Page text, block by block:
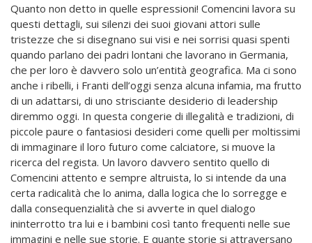
Quanto non detto in quelle espressioni! Comencini lavora su
questi dettagli, sui silenzi dei suoi giovani attori sulle
tristezze che si disegnano sui visi e nei sorrisi quasi spenti
quando parlano dei padri lontani che lavorano in Germania,
che per loro è davvero solo un’entità geografica. Ma ci sono
anche i ribelli, i Franti dell’oggi senza alcuna infamia, ma frutto
di un adattarsi, di uno strisciante desiderio di leadership
diremmo oggi. In questa congerie di illegalità e tradizioni, di
piccole paure o fantasiosi desideri come quelli per moltissimi
di immaginare il loro futuro come calciatore, si muove la
ricerca del regista. Un lavoro davvero sentito quello di
Comencini attento e sempre altruista, lo si intende da una
certa radicalità che lo anima, dalla logica che lo sorregge e
dalla consequenzialità che si avverte in quel dialogo
ininterrotto tra lui e i bambini così tanto frequenti nelle sue
immagini e nelle sue storie. E quante storie si attraversano